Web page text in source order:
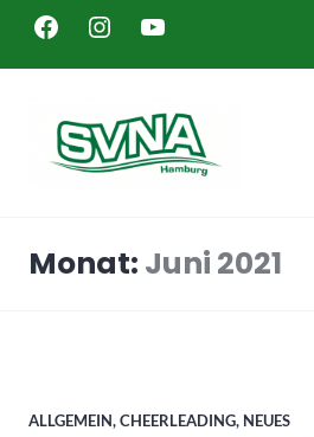
Inhalt
springen
FACEBOOKINSTAGRAM
YOUTUBE
Monat: Juni 2021
ALLGEMEIN,CHEERLEADING, NEUES